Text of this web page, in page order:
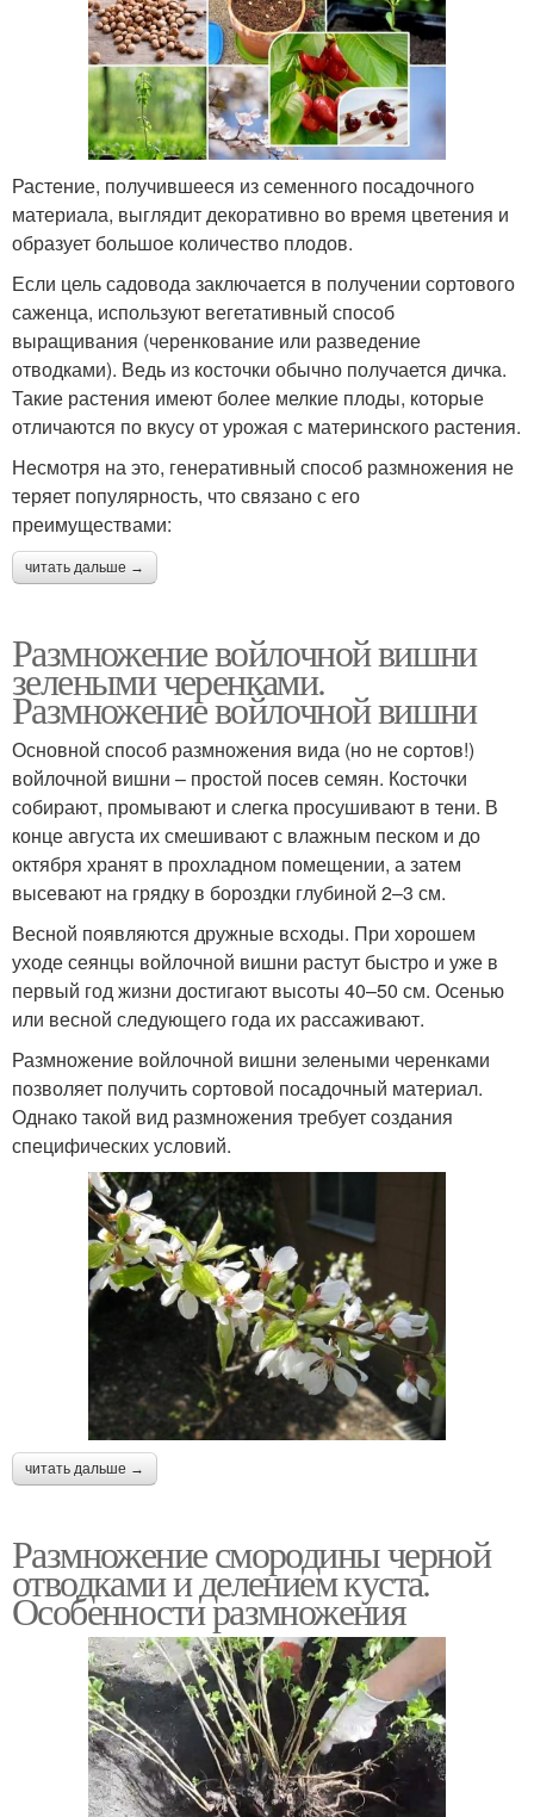
Растение, получившееся из семенного посадочного
материала, выглядит декоративно во время цветения и
образует большое количество плодов.
Если цель садовода заключается в получении сортового
саженца, используют вегетативный способ
выращивания (черенкование или разведение
отводками). Ведь из косточки обычно получается дичка.
Такие растения имеют более мелкие плоды, которые
отличаются по вкусу от урожая с материнского растения.
Несмотря на это, генеративный способ размножения не
теряет популярность, что связано с его
преимуществами:
читать дальше →
Размножение войлочной вишни
зелеными черенками.
Размножение войлочной вишни
Основной способ размножения вида (но не сортов!)
войлочной вишни – простой посев семян. Косточки
собирают, промывают и слегка просушивают в тени. В
конце августа их смешивают с влажным песком и до
октября хранят в прохладном помещении, а затем
высевают на грядку в бороздки глубиной 2–3 см.
Весной появляются дружные всходы. При хорошем
уходе сеянцы войлочной вишни растут быстро и уже в
первый год жизни достигают высоты 40–50 см. Осенью
или весной следующего года их рассаживают.
Размножение войлочной вишни зелеными черенками
позволяет получить сортовой посадочный материал.
Однако такой вид размножения требует создания
специфических условий.
читать дальше →
Размножение смородины черной
отводками и делением куста.
Особенности размножения